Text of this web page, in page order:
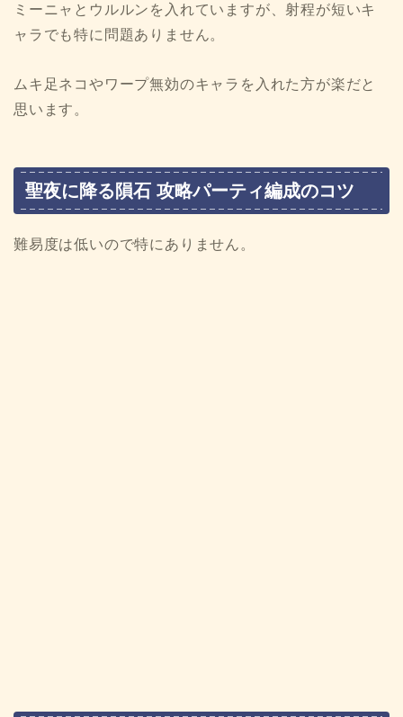
ミーニャとウルルンを入れていますが、射程が短いキ
ャラでも特に問題ありません。
ムキ足ネコやワープ無効のキャラを入れた方が楽だと
思います。
聖夜に降る隕石 攻略パーティ編成のコツ
難易度は低いので特にありません。